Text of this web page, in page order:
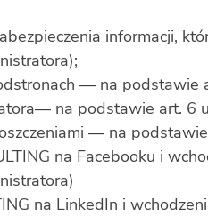
informacji,
— na podstawie
na podstawie art. 6
— na
na Facebooku i
na LinkedIn i